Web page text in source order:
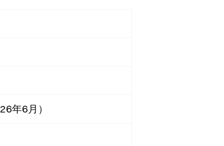
年6月）